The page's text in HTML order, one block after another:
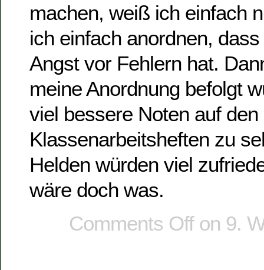
machen, weiß ich einfach
ich einfach anordnen,
Angst vor Fehlern hat.
meine Anordnung befolgt
viel bessere Noten auf den
Klassenarbeitsheften zu
Helden würden viel
wäre doch was.
Comments Offon 9.